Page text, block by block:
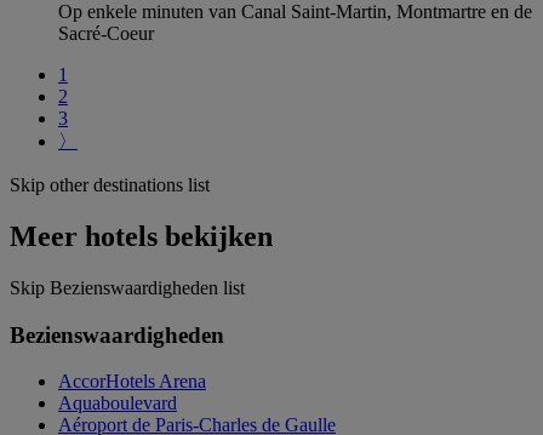
Op enkele minuten van Canal Saint-Martin, Montmartre en de
Sacré-Coeur
1
2
3
〉
Skip other destinations list
Meer hotels bekijken
Skip Bezienswaardigheden list
Bezienswaardigheden
AccorHotels Arena
Aquaboulevard
Aéroport de Paris-Charles de Gaulle